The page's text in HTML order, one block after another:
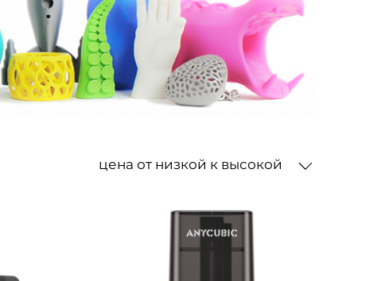
цена от низкой к высокой